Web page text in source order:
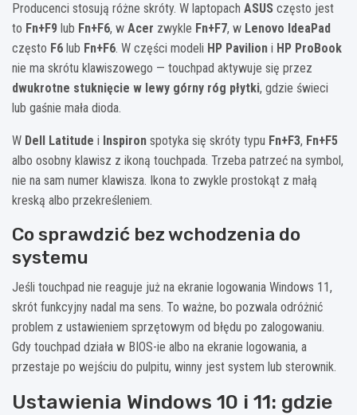
Producenci stosują różne skróty. W laptopach ASUS często jest
to Fn+F9 lub Fn+F6, w Acer zwykle Fn+F7, w Lenovo IdeaPad
często F6 lub Fn+F6. W części modeli HP Pavilion i HP ProBook
nie ma skrótu klawiszowego — touchpad aktywuje się przez
dwukrotne stuknięcie w lewy górny róg płytki, gdzie świeci
lub gaśnie mała dioda.
W Dell Latitude i Inspiron spotyka się skróty typu Fn+F3, Fn+F5
albo osobny klawisz z ikoną touchpada. Trzeba patrzeć na symbol,
nie na sam numer klawisza. Ikona to zwykle prostokąt z małą
kreską albo przekreśleniem.
Co sprawdzić bez wchodzenia do
systemu
Jeśli touchpad nie reaguje już na ekranie logowania Windows 11,
skrót funkcyjny nadal ma sens. To ważne, bo pozwala odróżnić
problem z ustawieniem sprzętowym od błędu po zalogowaniu.
Gdy touchpad działa w BIOS-ie albo na ekranie logowania, a
przestaje po wejściu do pulpitu, winny jest system lub sterownik.
Ustawienia Windows 10 i 11: gdzie